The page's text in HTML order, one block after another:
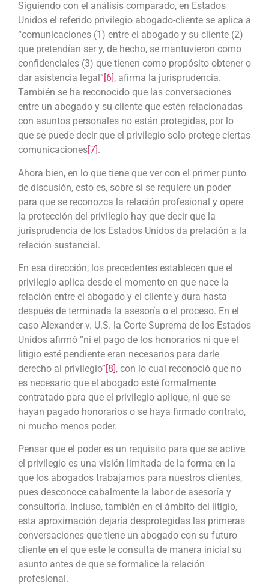
Siguiendo con el análisis comparado, en Estados
Unidos el referido privilegio abogado-cliente se aplica a
“comunicaciones (1) entre el abogado y su cliente (2)
que pretendían ser y, de hecho, se mantuvieron como
confidenciales (3) que tienen como propósito obtener o
dar asistencia legal” [6] , afirma la jurisprudencia.
También se ha reconocido que las conversaciones
entre un abogado y su cliente que estén relacionadas
con asuntos personales no están protegidas, por lo
que se puede decir que el privilegio solo protege ciertas
comunicaciones[7] .
Ahora bien, en lo que tiene que ver con el primer punto
de discusión, esto es, sobre si se requiere un poder
para que se reconozca la relación profesional y opere
la protección del privilegio hay que decir que la
jurisprudencia de los Estados Unidos da prelación a la
relación sustancial.
En esa dirección, los precedentes establecen que el
privilegio aplica desde el momento en que nace la
relación entre el abogado y el cliente y dura hasta
después de terminada la asesoría o el proceso. En el
caso Alexander v. U.S. la Corte Suprema de los Estados
Unidos afirmó “ni el pago de los honorarios ni que el
litigio esté pendiente eran necesarios para darle
derecho al privilegio”[8], con lo cual reconoció que no
es necesario que el abogado esté formalmente
contratado para que el privilegio aplique, ni que se
hayan pagado honorarios o se haya firmado contrato,
ni mucho menos poder.
Pensar que el poder es un requisito para que se active
el privilegio es una visión limitada de la forma en la
que los abogados trabajamos para nuestros clientes,
pues desconoce cabalmente la labor de asesoría y
consultoría. Incluso, también en el ámbito del litigio,
esta aproximación dejaría desprotegidas las primeras
conversaciones que tiene un abogado con su futuro
cliente en el que este le consulta de manera inicial su
asunto antes de que se formalice la relación
profesional.